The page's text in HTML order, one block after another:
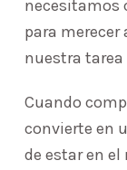
necesitamos
para
nuestra tarea
Cuando
convierte en
de estar en